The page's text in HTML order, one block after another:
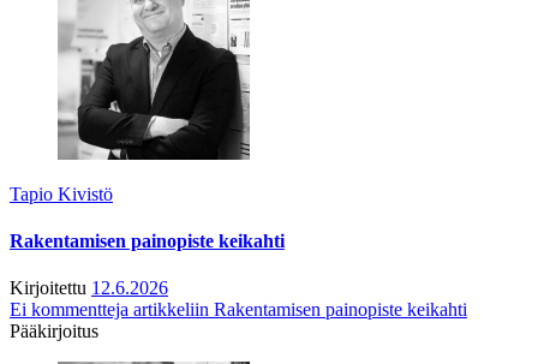
Tapio Kivistö
Rakentamisen painopiste keikahti
Kirjoitettu 12.6.2026
Ei kommentteja artikkeliin Rakentamisen painopiste keikahti
Pääkirjoitus